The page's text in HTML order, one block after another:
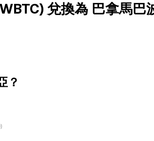
兌換為 巴拿馬巴
？